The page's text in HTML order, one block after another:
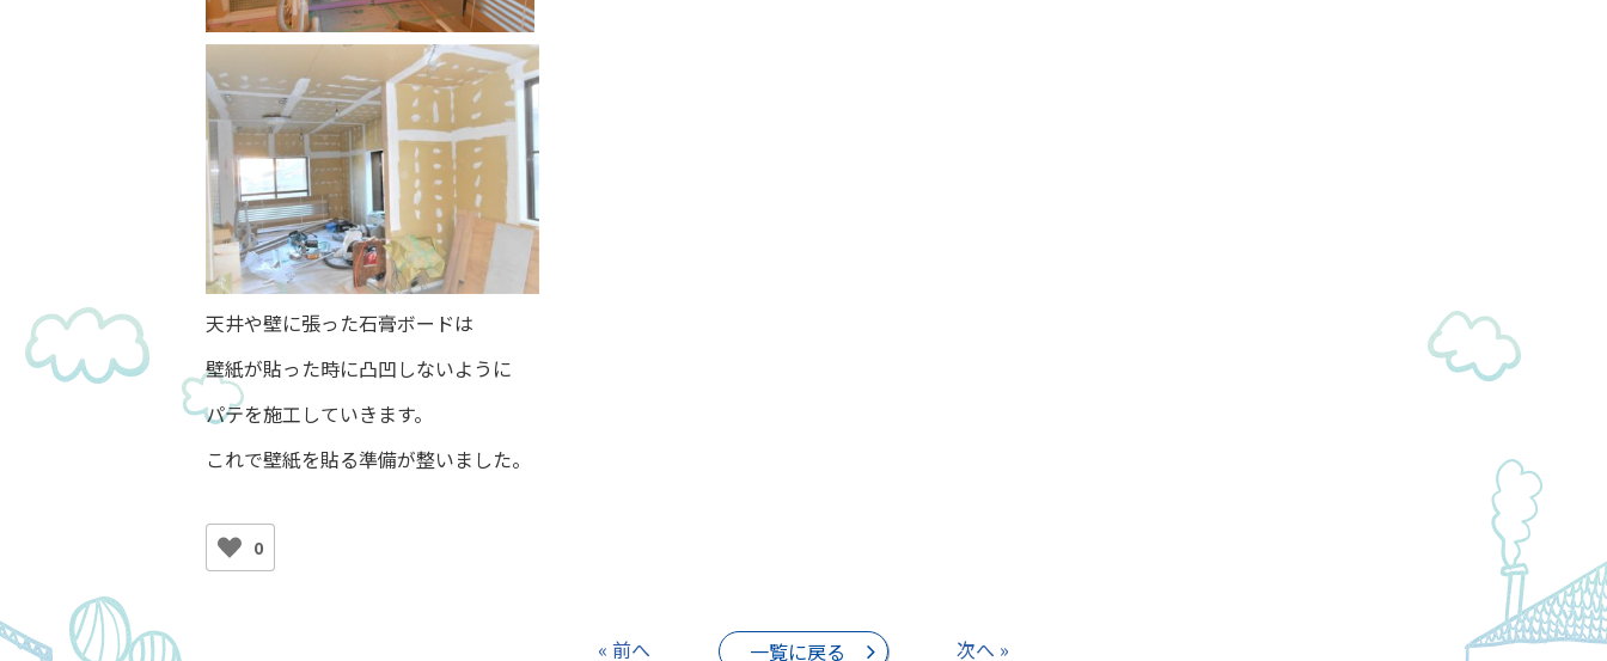
天井や壁に張った石膏ボードは
壁紙が貼った時に凸凹しないように
パテを施工していきます。
これで壁紙を貼る準備が整いました。
0
« 前へ 一覧に戻る 次へ »